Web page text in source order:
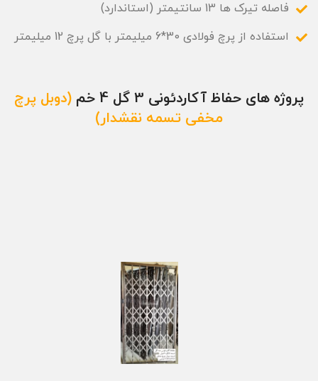
فاصله تیرک ها 13 سانتیمتر (استاندارد)
استفاده از پرچ فولادی 30*6 میلیمتر با گل پرچ 12 میلیمتر
پروژه های حفاظ آکاردئونی 3 گل 4 خم
(دوبل پرچ
مخفی تسمه نقشدار)